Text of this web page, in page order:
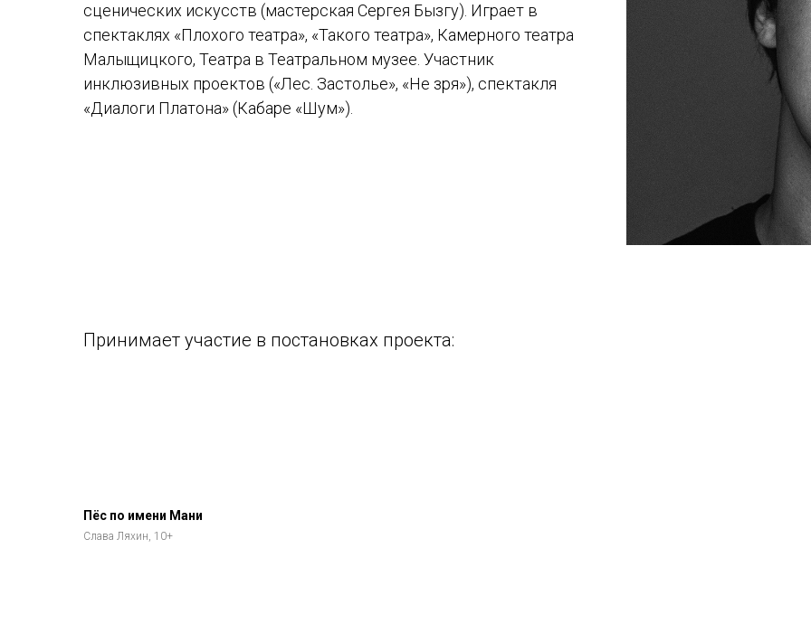
сценических искусств (мастерская Сергея Бызгу). Играет в
спектаклях «Плохого театра», «Такого театра», Камерного театра
Малыщицкого, Театра в Театральном музее. Участник
инклюзивных проектов («Лес. Застолье», «Не зря»), спектакля
«Диалоги Платона» (Кабаре «Шум»).
Принимает участие в постановках проекта:
Пёс по имени Мани
Слава Ляхин, 10+